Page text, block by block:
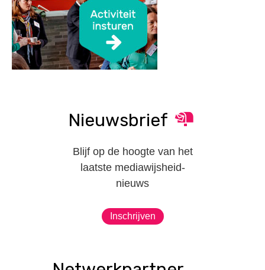
Nieuwsbrief
Blijf op de hoogte van het
laatste mediawijsheid-
nieuws
Inschrijven